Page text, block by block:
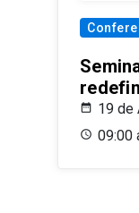
19 de
09:00